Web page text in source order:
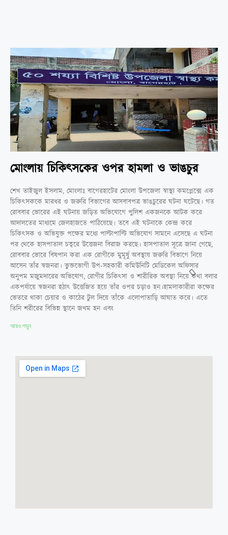
মোংলায় চিকিৎসকের ওপর হামলা ও ভাঙচুর
শেখ তাইজুল ইসলাম, মোংলাঃ বাগেরহাটের মোংলা উপজেলা স্বাস্থ্য কমপ্লেক্সে এক
চিকিৎসককে মারধর ও জরুরি বিভাগের আসবাবপত্র ভাঙচুরের ঘটনা ঘটেছে। গত
রোববার ভোরের এই ঘটনায় জড়িত অভিযোগে পুলিশ একজনকে আটক করে
আদালতের মাধ্যমে জেলহাজতে পাঠিয়েছে। তবে এই ঘটনাকে কেন্দ্র করে
চিকিৎসক ও অভিযুক্ত পক্ষের মধ্যে পাল্টাপাল্টি অভিযোগ সামনে এসেছে এ ঘটনা
পর থেকে হাসপাতাল চত্বরে উত্তেজনা বিরাজ করছে। হাসপাতাল সূত্রে জানা গেছে,
রোববার ভোরে বিষপান করা এক রোগীকে মুমূর্ষু অবস্থায় জরুরি বিভাগে নিয়ে
আসেন তাঁর স্বজনরা। ভুক্তভোগী উপ-সহকারী কমিউনিটি মেডিকেল অফিসার
অনুপম মজুমদারের অভিযোগ, রোগীর চিকিৎসা ও শারীরিক অবস্থা নিয়ে কথা বলার
একপর্যায়ে স্বজনরা হঠাৎ উত্তেজিত হয়ে তাঁর ওপর চড়াও হন।হামলাকারীরা কক্ষের
ভেতরে থাকা চেয়ার ও কাঠের টুল দিয়ে তাঁকে এলোপাতাড়ি আঘাত করে। এতে
তিনি শরীরের বিভিন্ন স্থানে জখম হন এবং
আরও পড়ুন
মসজিদের ভেতরে সহবাস করার অভিযোগ: